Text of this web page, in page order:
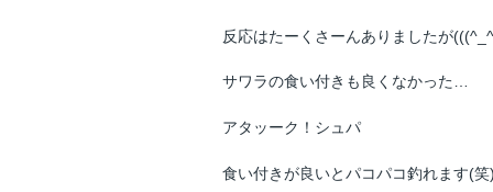
反応はたーくさーんありましたが
サワラの食い付きも良くなかった…
アタッーク！シュパ
食い付きが良いとパコパコ釣れます(笑